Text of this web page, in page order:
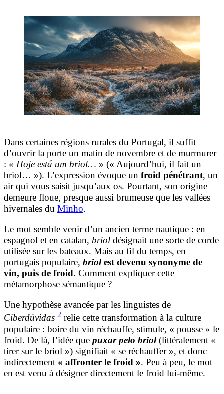
Dans certaines régions rurales du Portugal, il suffit
d’ouvrir la porte un matin de novembre et de murmurer
: « Hoje está um briol… » (« Aujourd’hui, il fait un
briol… »). L’expression évoque un froid pénétrant, un
air qui vous saisit jusqu’aux os. Pourtant, son origine
demeure floue, presque aussi brumeuse que les vallées
hivernales du Minho.
Le mot semble venir d’un ancien terme nautique : en
espagnol et en catalan, briol désignait une sorte de corde
utilisée sur les bateaux. Mais au fil du temps, en
portugais populaire, briolest devenu synonyme de
vin, puis de froid. Comment expliquer cette
métamorphose sémantique ?
Une hypothèse avancée par les linguistes de
Ciberdúvidas 2 relie cette transformation à la culture
populaire : boire du vin réchauffe, stimule, « pousse » le
froid. De là, l’idée que puxar pelo briol(littéralement «
tirer sur le briol ») signifiait « se réchauffer », et donc
indirectement « affronter le froid ». Peu à peu, le mot
en est venu à désigner directement le froid lui-même.